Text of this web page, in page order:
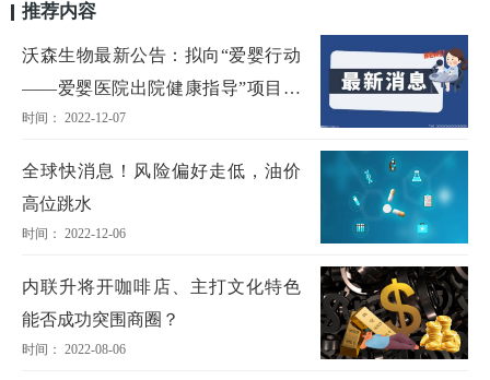
推荐内容
沃森生物最新公告：拟向“爱婴行动
——爱婴医院出院健康指导”项目捐
赠545万元
时间： 2022-12-07
全球快消息！风险偏好走低，油价
高位跳水
时间： 2022-12-06
内联升将开咖啡店、主打文化特色
能否成功突围商圈？
时间： 2022-08-06